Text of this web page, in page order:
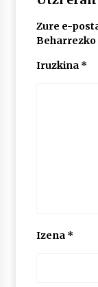
Zure e-
Iruzkina *
Izena *